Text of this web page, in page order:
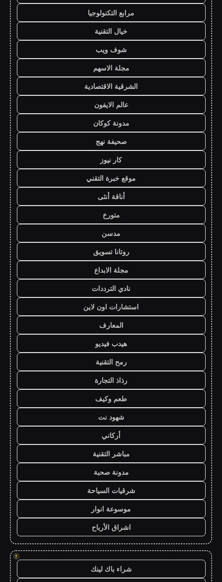
مرابع التكنولوجيا
خيال التقنية
شوف ويب
مجلة الاسهم
الشرقية الاقتصادية
عالم الايفون
مدونة كوكان
صحيفة نهج
كار نيوز
موقع خبرة التقني
أناقة أنثى
متورخ
مدسن
روتانا تسويق
مجلة الابداع
نادي الترددات
استشارات اون لاين
المعارف
هيدب فيديو
رمح التقنية
رذاذ التجارة
طعم وكيف
شهود نت
أركاني
مباشر التقنية
مدونة صحبة
شرقيات السياحة
موسوعة انوار
اشراق الأرباح
!
شراء باك لينك